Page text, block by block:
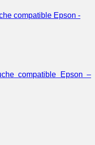
compatible Epson –